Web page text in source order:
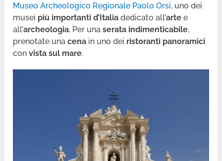
Museo Archeologico Regionale Paolo Orsi, uno dei
musei più importanti d’Italia dedicato all’artee
all’archeologia. Per unaserata indimenticabile,
prenotate unacena in uno dei ristoranti panoramici
convista sul mare.